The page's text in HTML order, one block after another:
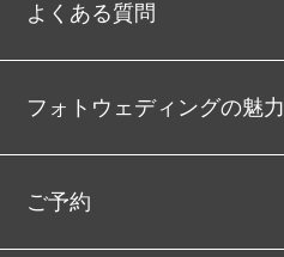
よくある質問
フォトウェディングの魅力
ご予約